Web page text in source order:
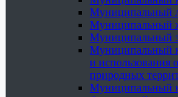
Муниципальный
Муниципальный
Муниципальный
Муниципальный
и использования
природных
Муниципальный